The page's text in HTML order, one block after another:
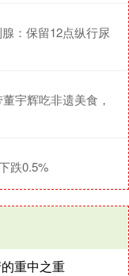
：保留12点纵行尿
宇辉吃非遗美食，
跌0.5%
重中之重